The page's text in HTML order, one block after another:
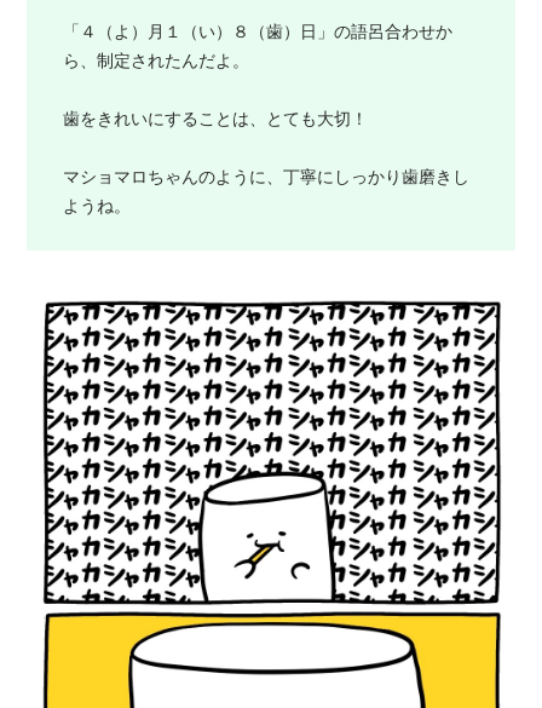
「４（よ）月１（い）８（歯）日」の語呂合わせか
ら、制定されたんだよ。
歯をきれいにすることは、とても大切！
マショマロちゃんのように、丁寧にしっかり歯磨きし
ようね。